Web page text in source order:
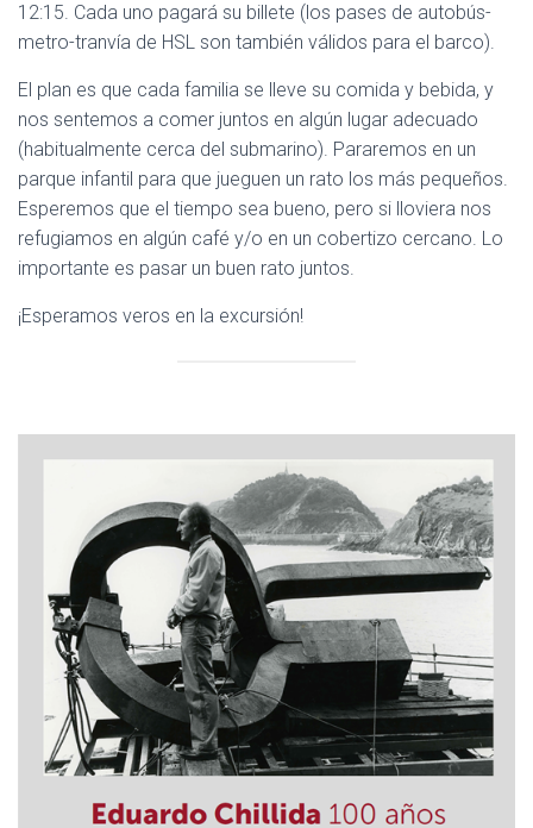
12:15. Cada uno pagará su billete (los pases de autobús-
metro-tranvía de HSL son también válidos para el barco).
El plan es que cada familia se lleve su comida y bebida, y
nos sentemos a comer juntos en algún lugar adecuado
(habitualmente cerca del submarino). Pararemos en un
parque infantil para que jueguen un rato los más pequeños.
Esperemos que el tiempo sea bueno, pero si lloviera nos
refugiamos en algún café y/o en un cobertizo cercano. Lo
importante es pasar un buen rato juntos.
¡Esperamos veros en la excursión!